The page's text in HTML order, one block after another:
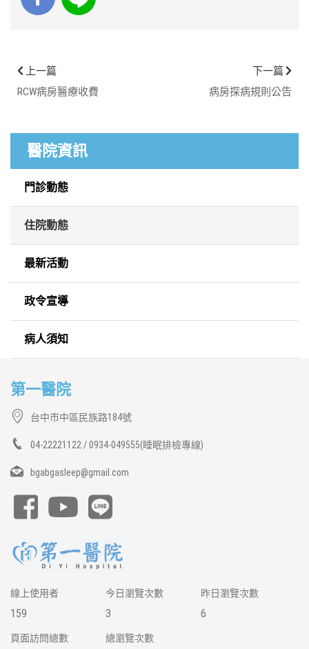
上一篇
RCW病房醫療收費
下一篇
病房探病規則公告
醫院資訊
門診動態
住院動態
最新活動
政令宣導
病人須知
第一醫院
台中市中區民族路184號
04-22221122 / 0934-049555(睡眠排檢專線)
bgabgasleep@gmail.com
線上使用者
159
今日瀏覽次數
3
昨日瀏覽次數
6
頁面訪問總數 總瀏覽次數